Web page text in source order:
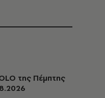
της Πέμπτης